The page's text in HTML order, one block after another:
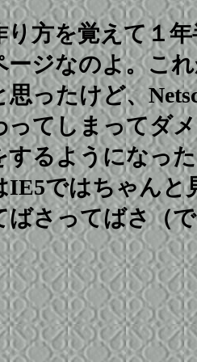
方を覚えて１年
ージなのよ。こ
思ったけど、
ってしまってダ
するようになっ
IE5ではちゃんと
ばさってばさ（